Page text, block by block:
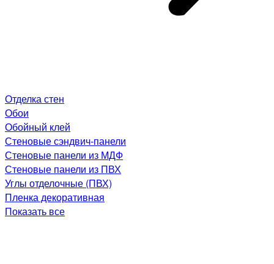
Отделка стен
Обои
Обойный клей
Стеновые сэндвич-панели
Стеновые панели из МДФ
Стеновые панели из ПВХ
Углы отделочные (ПВХ)
Пленка декоративная
Показать все